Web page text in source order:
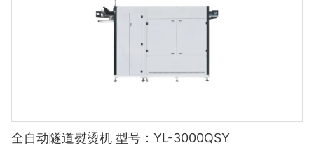
全自动隧道熨烫机 型号：YL-3000QSY